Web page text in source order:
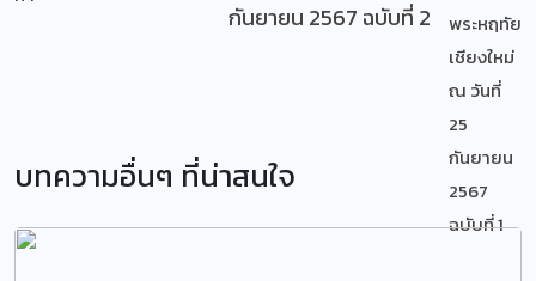
กันยายน 2567 ฉบับที่ 2
บทความอื่นๆ ที่น่าสนใจ